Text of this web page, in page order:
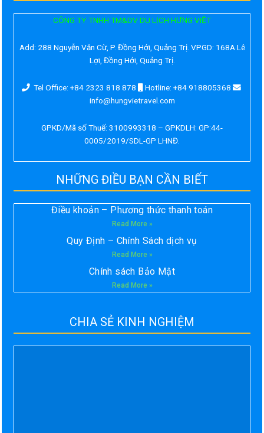
CÔNG TY TNHH TM&DV DU LỊCH HƯNG VIỆT
Add: 288 Nguyễn Văn Cừ, P. Đồng Hới, Quảng Trị. VPGD: 168A Lê
Lợi, Đồng Hới, Quảng Trị.
Tel Office: +84 2323 818 878
Hotline: +84 918805368
info@hungvietravel.com
GPKD/Mã số Thuế: 3100993318 – GPKDLH: GP:44-
0005/2019/SDL-GP LHNĐ.
NHỮNG ĐIỀU BẠN CẦN BIẾT
Điều khoản – Phương thức thanh toán
Read More »
Quy Định – Chính Sách dịch vụ
Read More »
Chính sách Bảo Mật
Read More »
CHIA SẺ KINH NGHIỆM